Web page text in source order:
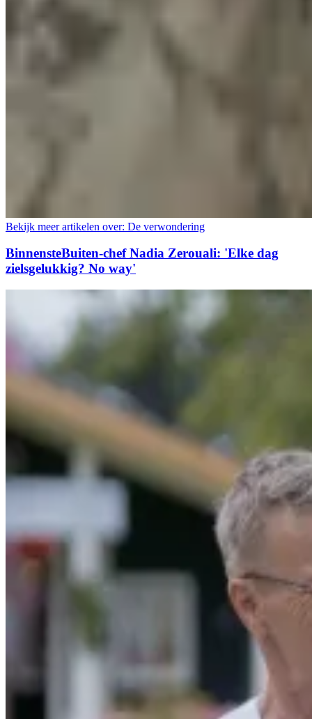
Bekijk meer artikelen over: De verwondering
BinnensteBuiten-chef Nadia Zerouali: 'Elke dag
zielsgelukkig? No way'